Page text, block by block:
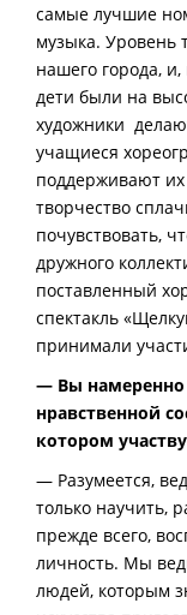
самые лучшие
музыка. Уровень
нашего города,
дети были на
художники
учащиеся
поддерживают
творчество
почувствовать,
дружного
поставленный
спектакль
принимали
— Вы намеренно
нравственной
котором
— Разумеется,
только научить,
прежде всего,
личность. Мы
людей, которым